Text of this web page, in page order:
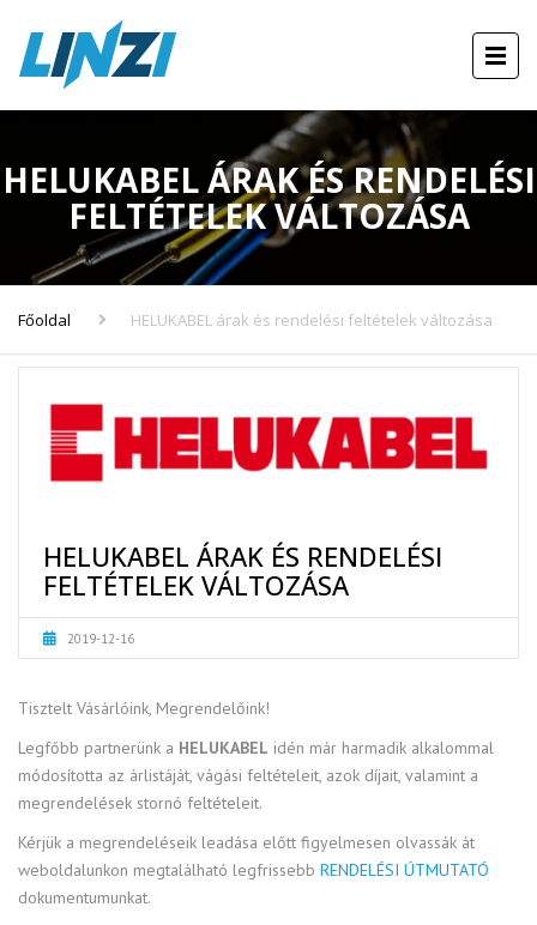
HELUKABEL ÁRAK ÉS RENDELÉSI
FELTÉTELEK VÁLTOZÁSA
Főoldal HELUKABEL árak és rendelési feltételek változása
HELUKABEL ÁRAK ÉS RENDELÉSI
FELTÉTELEK VÁLTOZÁSA
2019-12-16
Tisztelt Vásárlóink, Megrendelőink!
Legfőbb partnerünk a HELUKABEL idén már harmadik alkalommal
módosította az árlistáját, vágási feltételeit, azok díjait, valamint a
megrendelések stornó feltételeit.
Kérjük a megrendeléseik leadása előtt figyelmesen olvassák át
weboldalunkon megtalálható legfrissebb RENDELÉSI ÚTMUTATÓ
dokumentumunkat.